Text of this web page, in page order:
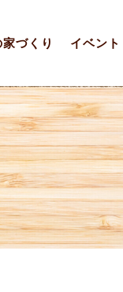
づくり イベント